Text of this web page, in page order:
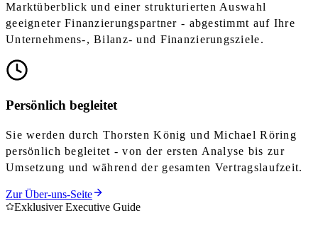
Marktüberblick und einer strukturierten Auswahl
geeigneter Finanzierungspartner - abgestimmt auf Ihre
Unternehmens-, Bilanz- und Finanzierungsziele.
Persönlich begleitet
Sie werden durch Thorsten König und Michael Röring
persönlich begleitet - von der ersten Analyse bis zur
Umsetzung und während der gesamten Vertragslaufzeit.
Zur Über-uns-Seite
Exklusiver Executive Guide